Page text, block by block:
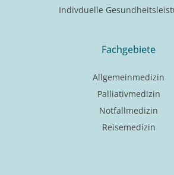
Indivduelle
Fachgebiete
Allgemeinmedizin
Palliativmedizin
Notfallmedizin
Reisemedizin